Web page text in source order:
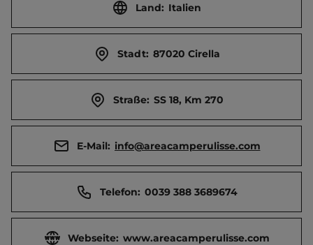
Land: Italien
Stadt: 87020 Cirella
Straße: SS 18, Km 270
E-Mail: info@areacamperulisse.com
Telefon: 0039 388 3689674
Webseite: www.areacamperulisse.com